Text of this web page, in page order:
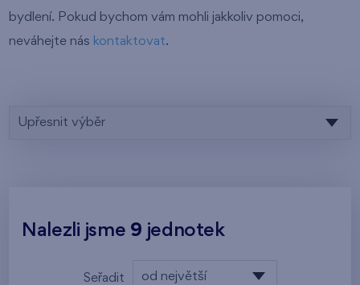
bydlení. Pokud bychom vám mohli jakkoliv pomoci,
neváhejte nás kontaktovat.
Upřesnit výběr
Nalezli jsme 9 jednotek
Seřadit od největší